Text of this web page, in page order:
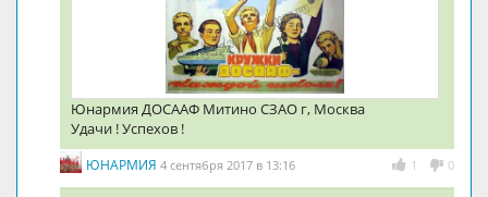
Юнармия ДОСААФ Митино СЗАО г, Москва
Удачи ! Успехов !
1 0
ЮНАРМИЯ 4 сентября 2017 в 13:16